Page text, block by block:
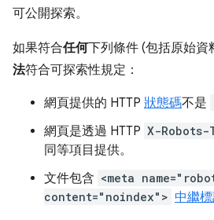
可公開探索。
如果符合任何下列條件 (包括原始資
法符合可探索性規定：
網頁提供的 HTTP 狀態碼不是
網頁是透過 HTTP X-
同等項目提供。
文件包含 <meta
content="noindex"> 中繼